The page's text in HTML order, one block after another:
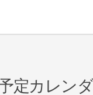
定カレン